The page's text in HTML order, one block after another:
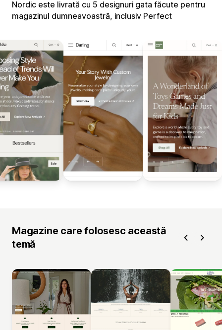
Nordic este livrată cu 5 designuri gata făcute pentru
magazinul dumneavoastră, inclusiv Perfect
Magazine care folosesc această
temă